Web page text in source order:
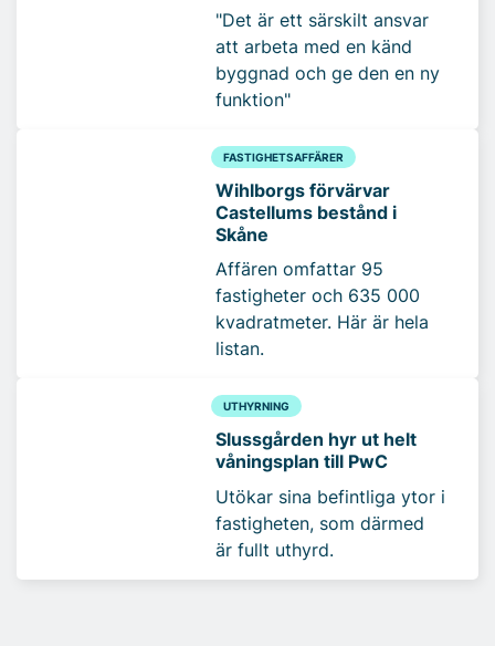
"Det är ett särskilt ansvar
att arbeta med en känd
byggnad och ge den en ny
funktion"
FASTIGHETSAFFÄRER
Wihlborgs förvärvar
Castellums bestånd i
Skåne
Affären omfattar 95
fastigheter och 635 000
kvadratmeter. Här är hela
listan.
UTHYRNING
Slussgården hyr ut helt
våningsplan till PwC
Utökar sina befintliga ytor i
fastigheten, som därmed
är fullt uthyrd.